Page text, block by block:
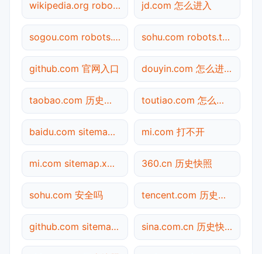
wikipedia.org robots.txt检测 jd.com 怎么进入
sogou.com robots.txt检测 sohu.com robots.txt检测
github.com 官网入口 douyin.com 怎么进入
taobao.com 历史快照 toutiao.com 怎么进入
baidu.com sitemap.xml检测 mi.com 打不开
mi.com sitemap.xml检测 360.cn 历史快照
sohu.com 安全吗 tencent.com 历史快照
github.com sitemap.xml检测 sina.com.cn 历史快照